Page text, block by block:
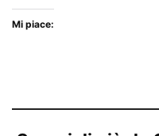
Mi piace: